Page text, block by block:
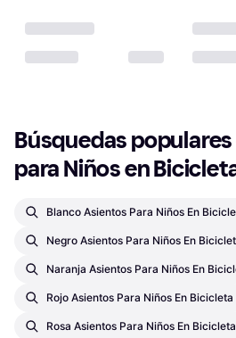
Búsquedas
para Niños en
Blanco Asientos Para Niños En
Negro Asientos Para Niños En
Naranja Asientos Para Niños En
Rojo Asientos Para Niños En Bicicleta
Rosa Asientos Para Niños En Bicicleta